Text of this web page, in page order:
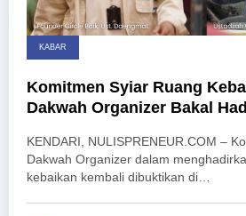
KABAR
Komitmen Syiar Ruang
Dakwah Organizer Bakal
KENDARI, NULISPRENEUR.COM –
Dakwah Organizer dalam
kebaikan kembali dibuktikan di…